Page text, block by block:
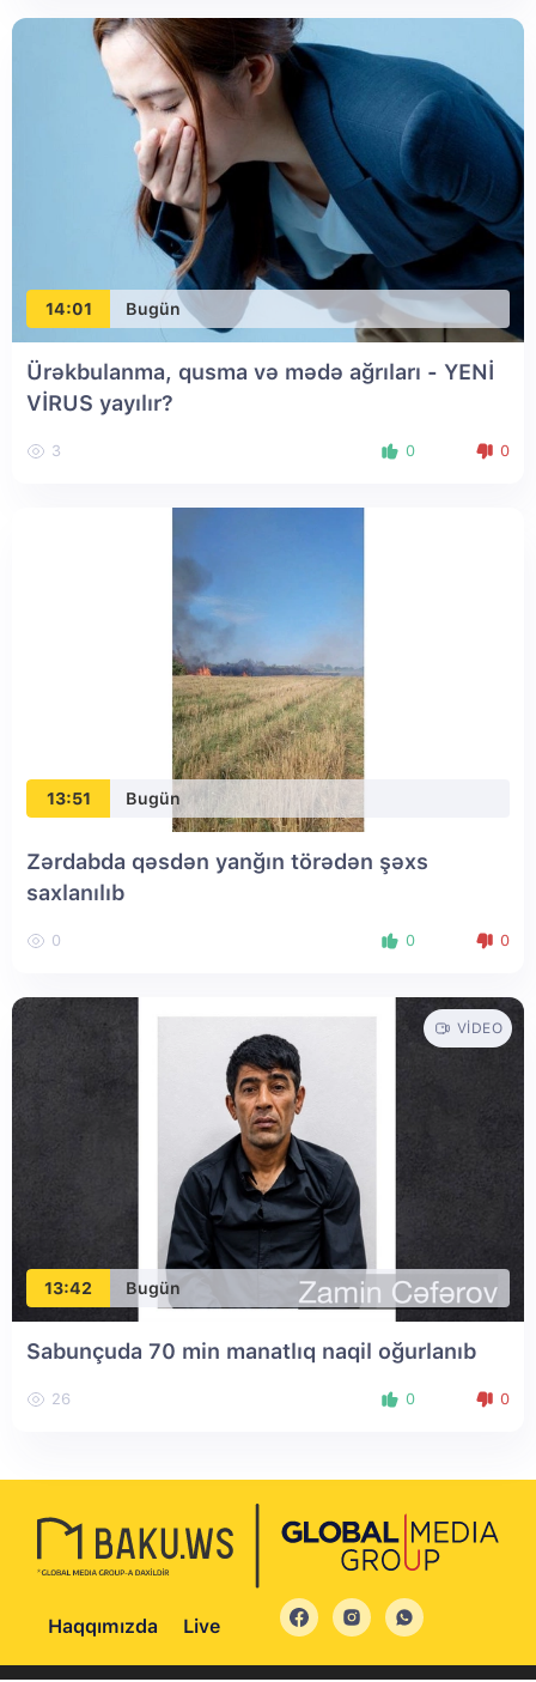
14:01 Bugün
Ürəkbulanma, qusma və mədə ağrıları - YENİ
VİRUS yayılır?
3 0 0
13:51 Bugün
Zərdabda qəsdən yanğın törədən şəxs
saxlanılıb
0 0 0
13:42 Bugün
VIDEO
Sabunçuda 70 min manatlıq naqil oğurlanıb
26 0 0
Haqqımızda Live